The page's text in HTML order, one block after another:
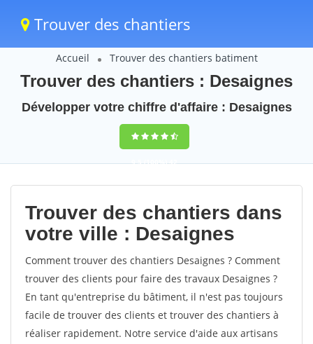
Trouver des chantiers
Accueil Trouver des chantiers batiment
Trouver des chantiers : Desaignes
Développer votre chiffre d'affaire : Desaignes
9,5(100%)42
votes
Trouver des chantiers dans
votre ville : Desaignes
Comment trouver des chantiers Desaignes ? Comment
trouver des clients pour faire des travaux Desaignes ?
En tant qu'entreprise du bâtiment, il n'est pas toujours
facile de trouver des clients et trouver des chantiers à
réaliser rapidement. Notre service d'aide aux artisans